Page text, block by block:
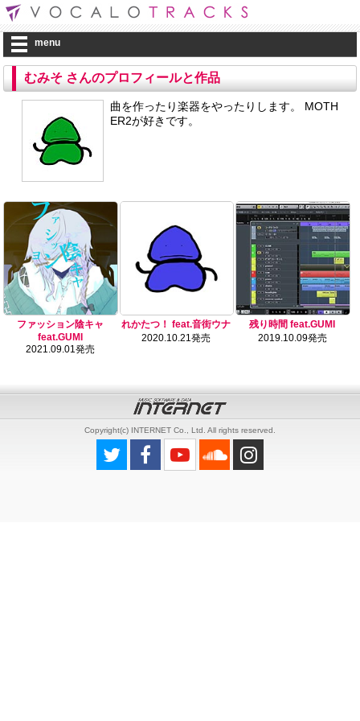
menu
むみそ さんのプロフィールと作品
曲を作ったり楽器をやったりします。 MOTH
ER2が好きです。
ファッション陰キャ
feat.GUMI
2021.09.01発売
れかたつ！ feat.音街ウナ
2020.10.21発売
残り時間 feat.GUMI
2019.10.09発売
Copyright(c) INTERNET Co., Ltd. All rights reserved.